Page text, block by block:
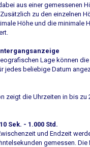
aus einer gemessenen
zu den einzelnen
Höhe und die minimale
Lage können
jedes beliebige Datum
zeigt die Uhrzeiten in bis zu
Sek. - 1.000 Std.
und Endzeit
gemessen.